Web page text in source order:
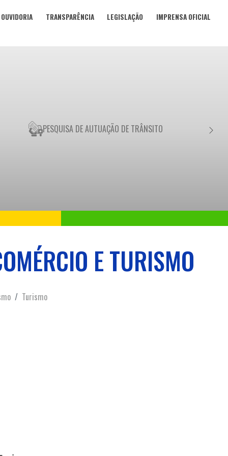
OUVIDORIA TRANSPARÊNCIA LEGISLAÇÃO IMPRENSA OFICIAL
PESQUISA DE AUTUAÇÃO DE TRÂNSITO
E TURISMO
Turismo